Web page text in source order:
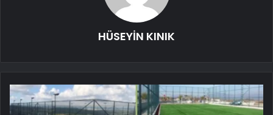
HÜSEYİN KINIK